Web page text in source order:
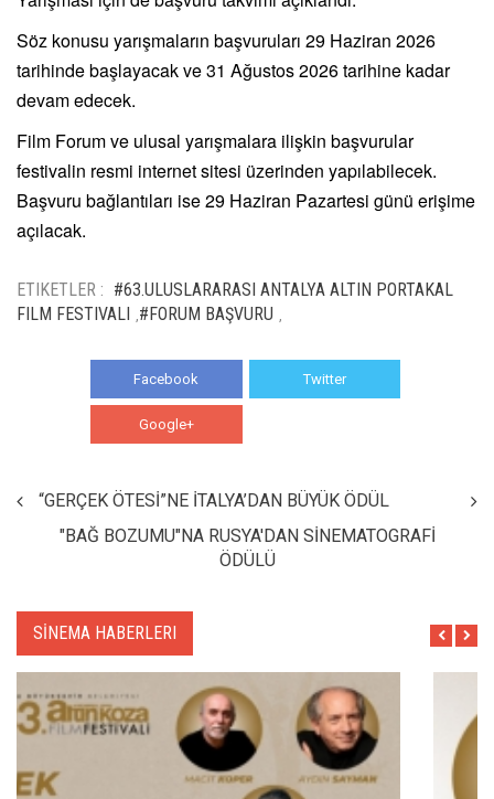
Söz konusu yarışmaların başvuruları 29 Haziran 2026
tarihinde başlayacak ve 31 Ağustos 2026 tarihine kadar
devam edecek.
Film Forum ve ulusal yarışmalara ilişkin başvurular
festivalin resmi internet sitesi üzerinden yapılabilecek.
Başvuru bağlantıları ise 29 Haziran Pazartesi günü erişime
açılacak.
ETIKETLER : #63.ULUSLARARASI ANTALYA ALTIN PORTAKAL
FILM FESTIVALI #FORUM BAŞVURU
Facebook Twitter
Google+
“GERÇEK ÖTESİ”NE İTALYA’DAN BÜYÜK ÖDÜL
"BAĞ BOZUMU"NA RUSYA'DAN SİNEMATOGRAFİ
ÖDÜLÜ
SİNEMA HABERLERI